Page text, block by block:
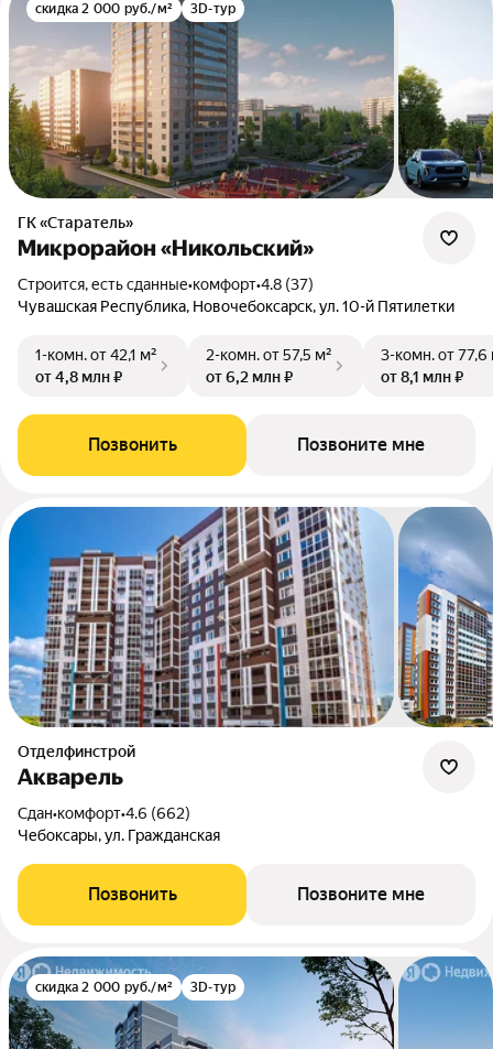
скидка 2 000 руб./м² 3D-тур
ГК «Старатель»
Микрорайон «Никольский»
Строится, есть сданные•комфорт•4.8 (37)
Чувашская Республика, Новочебоксарск, ул. 10-й Пятилетки
1-комн.от 42,1 м²
от 4,8 млн ₽
2-комн.от 57,5 м²
от 6,2 млн ₽
3-комн.от 77,6
от 8,1 млн ₽
Позвонить Позвоните мне
Отделфинстрой
Акварель
Сдан•комфорт•4.6 (662)
Чебоксары, ул. Гражданская
Позвонить Позвоните мне
скидка 2 000 руб./м² 3D-тур